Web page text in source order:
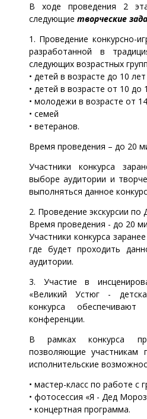
В ходе проведения 2
следующие творческие
1. Проведение конкурсно-
разработанной в
следующих возрастных
• детей в возрасте до 10 лет
• детей в возрасте от 10 до
• молодежи в возрасте от
• семей
• ветеранов.
Время проведения – до 20
Участники конкурса
выборе аудитории и
выполняться данное
2. Проведение экскурсии
Время проведения - до 20
Участники конкурса
где будет проходить
аудитории.
3. Участие в
«Великий Устюг -
конкурса
конференции.
В рамках конкурса
позволяющие участникам
исполнительские
• мастер-класс по работе с
• фотосессия «Я - Дед
• концертная программа.